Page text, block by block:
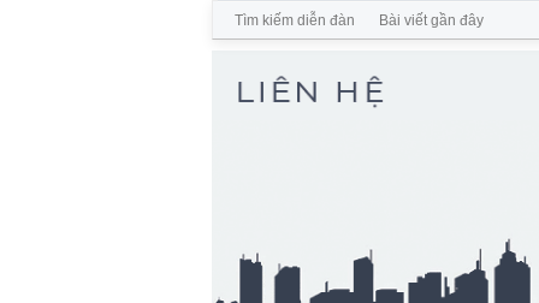
Tìm kiếm diễn đàn Bài viết gần đây